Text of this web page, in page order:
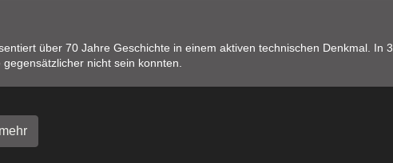
über 70 Jahre Geschichte in einem aktiven technischen Denkmal. In 3
nicht sein konnten.
mehr